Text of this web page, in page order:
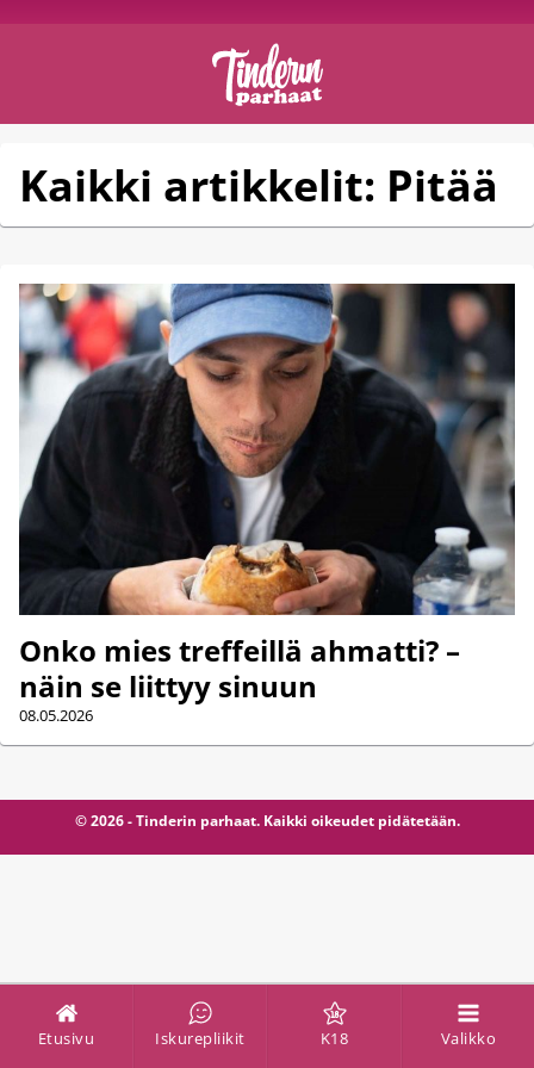
Etusivu Iskurepliikit K18 Valikko
Kaikki artikkelit: Pitää
Onko mies treffeillä ahmatti? –
näin se liittyy sinuun
08.05.2026
© 2026 - Tinderin parhaat. Kaikki oikeudet pidätetään.